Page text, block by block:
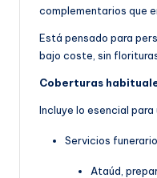
complementarios que
Está pensado para
bajo coste, sin
Coberturas
Incluye lo esencial para
Servicios
Ataúd,